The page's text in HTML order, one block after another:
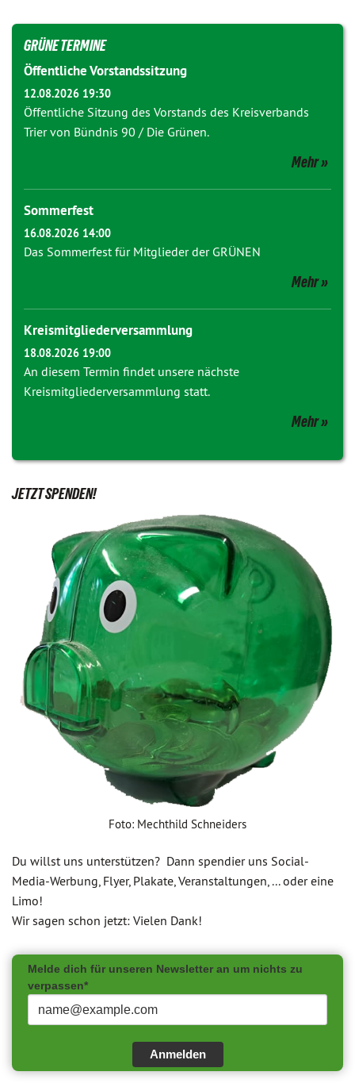
GRÜNE TERMINE
Öffentliche Vorstandssitzung
12.08.2026 19:30
Öffentliche Sitzung des Vorstands des Kreisverbands
Trier von Bündnis 90 / Die Grünen.
Mehr
Sommerfest
16.08.2026 14:00
Das Sommerfest für Mitglieder der GRÜNEN
Mehr
Kreismitgliederversammlung
18.08.2026 19:00
An diesem Termin findet unsere nächste
Kreismitgliederversammlung statt.
Mehr
JETZT SPENDEN!
Foto: Mechthild Schneiders
Du willst uns unterstützen? Dann spendier uns Social-
Media-Werbung, Flyer, Plakate, Veranstaltungen, ... oder eine
Limo!
Wir sagen schon jetzt: Vielen Dank!
Melde dich für unseren Newsletter an um nichts zu
verpassen*
Anmelden